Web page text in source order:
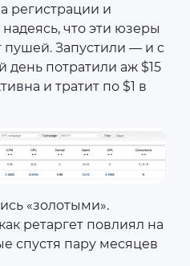
регистрации и
что эти юзеры
пушей. Запустили — и c
потратили аж $15
и тратит по $1 в
«золотыми».
ретаргет повлиял на
спустя пару месяцев